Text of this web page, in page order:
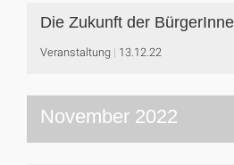
Die Zukunft der
Veranstaltung 13.12.22
November 2022